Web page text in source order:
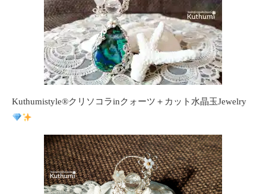
Kuthumistyle®️クリソコラinクォーツ＋カット水晶玉Jewelry